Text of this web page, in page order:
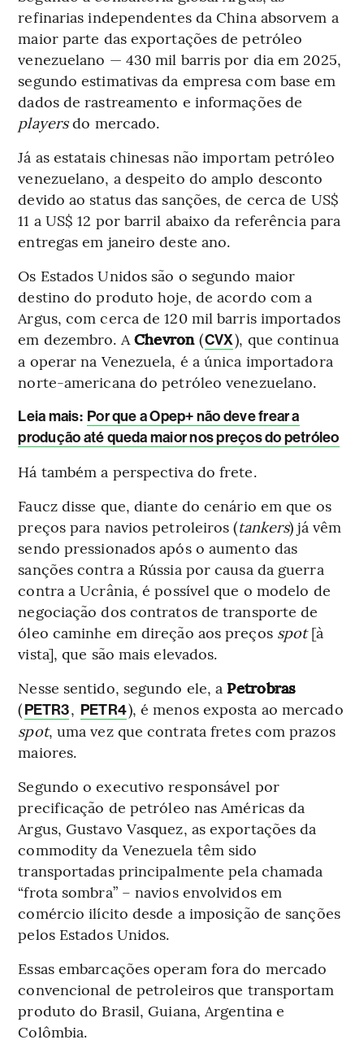
refinarias independentes da China absorvem a
maior parte das exportações de petróleo
venezuelano — 430 mil barris por dia em 2025,
segundo estimativas da empresa com base em
dados de rastreamento e informações de
playersdo mercado.
Já as estatais chinesas não importam petróleo
venezuelano, a despeito do amplo desconto
devido ao status das sanções, de cerca de US$
11 a US$ 12 por barril abaixo da referência para
entregas em janeiro deste ano.
Os Estados Unidos são o segundo maior
destino do produto hoje, de acordo com a
Argus, com cerca de 120 mil barris importados
em dezembro. AChevron (CVX), que continua
a operar na Venezuela, é a única importadora
norte-americana do petróleo venezuelano.
Leia mais: Por que a Opep+ não deve frear a
produção até queda maior nos preços do petróleo
Há também a perspectiva do frete.
Faucz disse que, diante do cenário em que os
preços para navios petroleiros (tankers) já vêm
sendo pressionados após o aumento das
sanções contra a Rússia por causa da guerra
contra a Ucrânia, é possível que o modelo de
negociação dos contratos de transporte de
óleo caminhe em direção aos preços spot[à
vista], que são mais elevados.
Nesse sentido, segundo ele, a Petrobras
(PETR3, PETR4), é menos exposta ao mercado
spot, uma vez que contrata fretes com prazos
maiores.
Segundo o executivo responsável por
precificação de petróleo nas Américas da
Argus, Gustavo Vasquez, as exportações da
commodity da Venezuela têm sido
transportadas principalmente pela chamada
“frota sombra” – navios envolvidos em
comércio ilícito desde a imposição de sanções
pelos Estados Unidos.
Essas embarcações operam fora do mercado
convencional de petroleiros que transportam
produto do Brasil, Guiana, Argentina e
Colômbia.